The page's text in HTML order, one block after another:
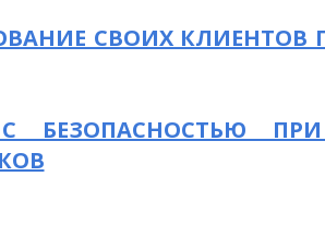
СВОИХ КЛИЕНТОВ
БЕЗОПАСНОСТЬЮ